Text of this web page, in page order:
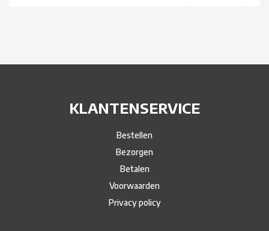
KLANTENSERVICE
Bestellen
Bezorgen
Betalen
Voorwaarden
Privacy policy